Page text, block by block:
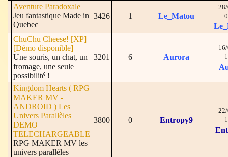
Se connecter
S'inscrire
Aventure Paradoxale
Jeu fantastique Made in
Quebec
3426 1 Le_Matou
ChuChu Cheese! [XP]
[Démo disponible]
Une souris, un chat, un
fromage, une seule
possibilité !
3201 6 Aurora
Kingdom Hearts ( RPG
MAKER MV -
ANDROID ) Les
Univers Parallèles
DEMO
TELECHARGEABLE
RPG MAKER MV les
univers paralléles
3800 0 Entropy9